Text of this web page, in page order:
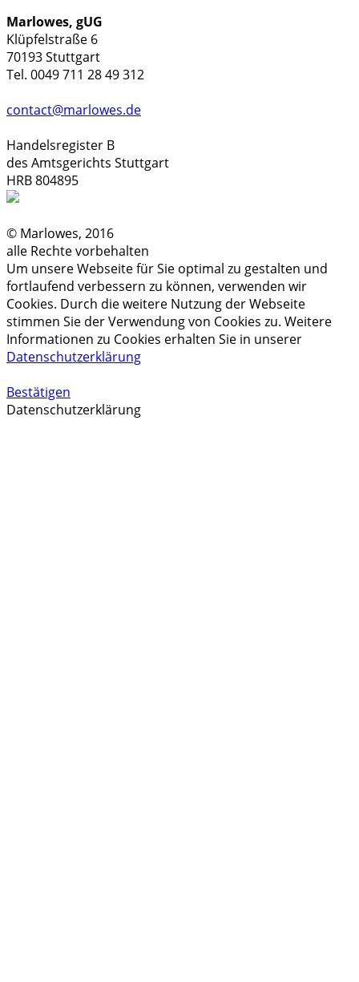
Marlowes, gUG
Klüpfelstraße 6
70193 Stuttgart
Tel. 0049 711 28 49 312
contact@marlowes.de
Handelsregister B
des Amtsgerichts Stuttgart
HRB 804895
© Marlowes, 2016
alle Rechte vorbehalten
Um unsere Webseite für Sie optimal zu gestalten und
fortlaufend verbessern zu können, verwenden wir
Cookies. Durch die weitere Nutzung der Webseite
stimmen Sie der Verwendung von Cookies zu. Weitere
Informationen zu Cookies erhalten Sie in unserer
Datenschutzerklärung
Bestätigen
Datenschutzerklärung